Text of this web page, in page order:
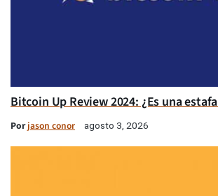
Bitcoin Up Review 2024: ¿Es una
Porjason conor agosto 3, 2026